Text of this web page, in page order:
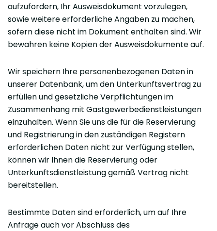
aufzufordern, Ihr Ausweisdokument vorzulegen,
sowie weitere erforderliche Angaben zu machen,
sofern diese nicht im Dokument enthalten sind. Wir
bewahren keine Kopien der Ausweisdokumente auf.
Wir speichern Ihre personenbezogenen Daten in
unserer Datenbank, um den Unterkunftsvertrag zu
erfüllen und gesetzliche Verpflichtungen im
Zusammenhang mit Gastgewerbedienstleistungen
einzuhalten. Wenn Sie uns die für die Reservierung
und Registrierung in den zuständigen Registern
erforderlichen Daten nicht zur Verfügung stellen,
können wir Ihnen die Reservierung oder
Unterkunftsdienstleistung gemäß Vertrag nicht
bereitstellen.
Bestimmte Daten sind erforderlich, um auf Ihre
Anfrage auch vor Abschluss des